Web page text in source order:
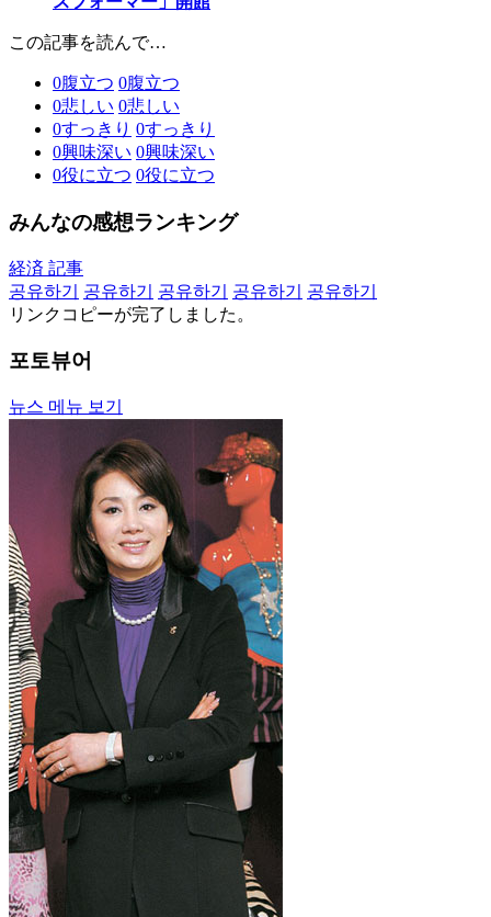
この記事を読んで…
0腹立つ 0腹立つ
0悲しい 0悲しい
0すっきり 0すっきり
0興味深い 0興味深い
0役に立つ 0役に立つ
みんなの感想ランキング
経済 記事
공유하기
공유하기 공유하기 공유하기
공유하기
リンクコピーが完了しました。
포토뷰어
뉴스 메뉴 보기